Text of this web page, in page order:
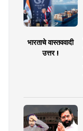
भारताचे वास्तववादी
उत्तर !